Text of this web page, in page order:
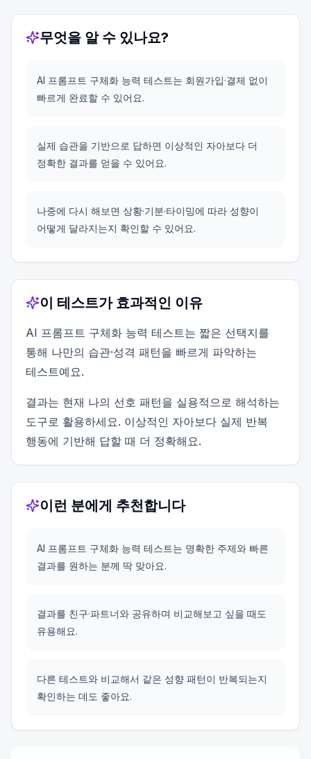
무엇을 알 수 있나요?
AI 프롬프트 구체화 능력 테스트는 회원가입·결제 없이
빠르게 완료할 수 있어요.
실제 습관을 기반으로 답하면 이상적인 자아보다 더
정확한 결과를 얻을 수 있어요.
나중에 다시 해보면 상황·기분·타이밍에 따라 성향이
어떻게 달라지는지 확인할 수 있어요.
이 테스트가 효과적인 이유
AI 프롬프트 구체화 능력 테스트는 짧은 선택지를
통해 나만의 습관·성격 패턴을 빠르게 파악하는
테스트예요.
결과는 현재 나의 선호 패턴을 실용적으로 해석하는
도구로 활용하세요. 이상적인 자아보다 실제 반복
행동에 기반해 답할 때 더 정확해요.
이런 분에게 추천합니다
AI 프롬프트 구체화 능력 테스트는 명확한 주제와 빠른
결과를 원하는 분께 딱 맞아요.
결과를 친구·파트너와 공유하며 비교해보고 싶을 때도
유용해요.
다른 테스트와 비교해서 같은 성향 패턴이 반복되는지
확인하는 데도 좋아요.